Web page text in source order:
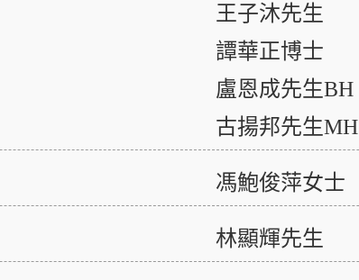
王子沐先生
譚華正博士
盧恩成先生BH
古揚邦先生MH
馮鮑俊萍女士
林顯輝先生